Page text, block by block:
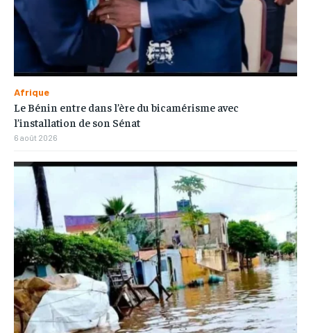
Afrique
Le Bénin entre dans l’ère du bicamérisme avec
l’installation de son Sénat
6 août 2026